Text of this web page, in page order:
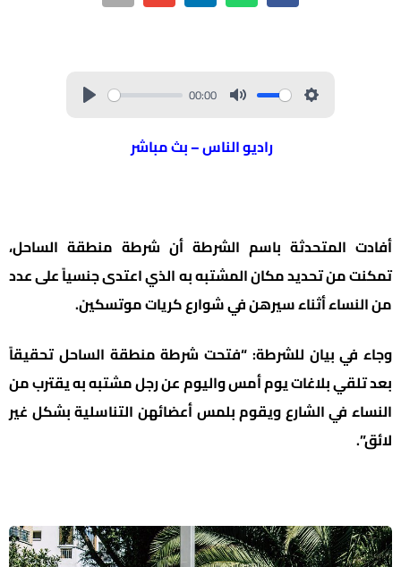
00:00
راديو الناس – بث مباشر
أفادت المتحدثة باسم الشرطة أن شرطة منطقة الساحل،
تمكنت من تحديد مكان المشتبه به الذي اعتدى جنسياً على عدد
من النساء أثناء سيرهن في شوارع كريات موتسكين.
وجاء في بيان للشرطة: “فتحت شرطة منطقة الساحل تحقيقاً
بعد تلقي بلاغات يوم أمس واليوم عن رجل مشتبه به يقترب من
النساء في الشارع ويقوم بلمس أعضائهن التناسلية بشكل غير
لائق”.